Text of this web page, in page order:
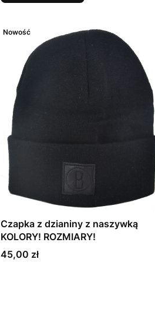
Nowość
Czapka z dzianiny z naszywką
KOLORY! ROZMIARY!
Cena
45,00 zł